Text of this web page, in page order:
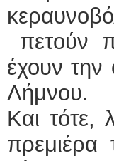
πετούν
έχουν
Λήμνου.
Και τότε,
πρεμιέρα